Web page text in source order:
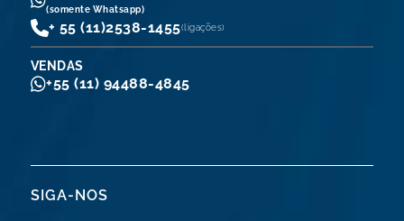
(somente Whatsapp)
+ 55 (11)2538-1455(ligações)
VENDAS
+55 (11) 94488-4845
SIGA-NOS